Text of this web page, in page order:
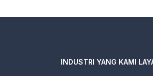
INDUSTRI YANG KAMI